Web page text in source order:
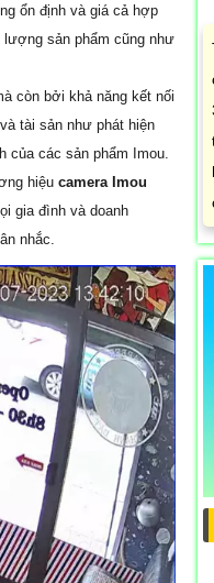
ổn định và giá cả hợp
sản phẩm cũng như
còn bởi khả năng kết nối
tài sản như phát hiện
của các sản phẩm Imou.
hiệu camera Imou
gia đình và doanh
nhắc.